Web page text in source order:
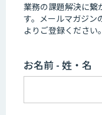
業務の課題解決に繋
す。 メールマガジン
よりご登録ください
お名前 - 姓・名